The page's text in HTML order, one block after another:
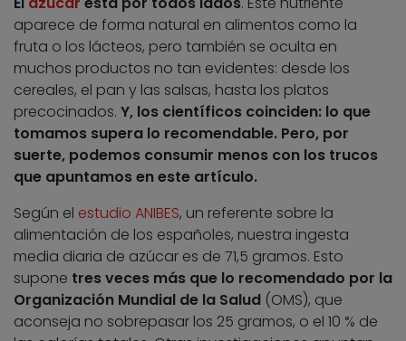
aparece de forma natural en alimentos como la
fruta o los lácteos, pero también se oculta en
muchos productos no tan evidentes: desde los
cereales, el pan y las salsas, hasta los platos
precocinados. Y, los científicos coinciden: lo que
tomamos supera lo recomendable. Pero, por
suerte, podemos consumir menos con los trucos
que apuntamos en este artículo.
Según el estudio ANIBES, un referente sobre la
alimentación de los españoles, nuestra ingesta
media diaria de azúcar es de 71,5 gramos. Esto
supone tres veces más que lo recomendado por la
Organización Mundial de la Salud (OMS), que
aconseja no sobrepasar los 25 gramos, o el 10 % de